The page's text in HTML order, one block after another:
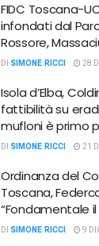
FIDC Toscana-
infondati dal
Rossore,
DI SIMONE RICCI 28
Isola d’Elba,
fattibilità su
mufloni è primo
DI SIMONE RICCI 21
Ordinanza del
Toscana,
“Fondamentale
DI SIMONE RICCI 9